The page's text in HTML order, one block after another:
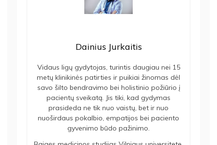
Dainius Jurkaitis
Vidaus ligų gydytojas, turintis daugiau nei 15
metų klinikinės patirties ir puikiai žinomas dėl
savo šilto bendravimo bei holistinio požiūrio į
pacientų sveikatą. Jis tiki, kad gydymas
prasideda ne tik nuo vaistų, bet ir nuo
nuoširdaus pokalbio, empatijos bei paciento
gyvenimo būdo pažinimo.